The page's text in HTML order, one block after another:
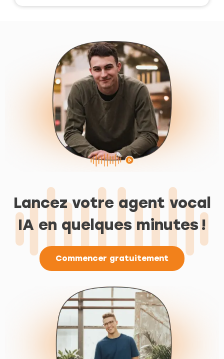
Lancez votre agent vocal
IA en quelques minutes !
Commencer gratuitement